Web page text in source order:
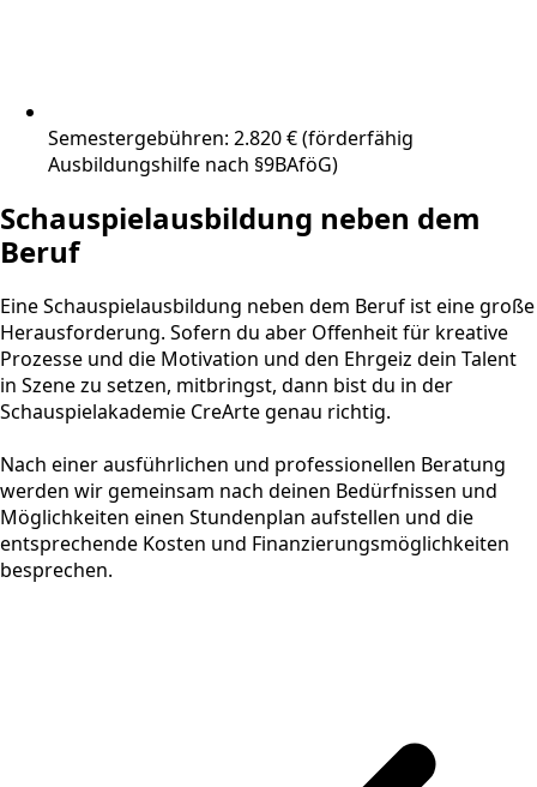
Semestergebühren: 2.820 € (förderfähig
Ausbildungshilfe nach §9BAföG)
Schauspielausbildung neben dem
Beruf
Eine Schauspielausbildung neben dem Beruf ist eine große
Herausforderung. Sofern du aber Offenheit für kreative
Prozesse und die Motivation und den Ehrgeiz dein Talent
in Szene zu setzen, mitbringst, dann bist du in der
Schauspielakademie CreArte genau richtig.
Nach einer ausführlichen und professionellen Beratung
werden wir gemeinsam nach deinen Bedürfnissen und
Möglichkeiten einen Stundenplan aufstellen und die
entsprechende Kosten und Finanzierungsmöglichkeiten
besprechen.